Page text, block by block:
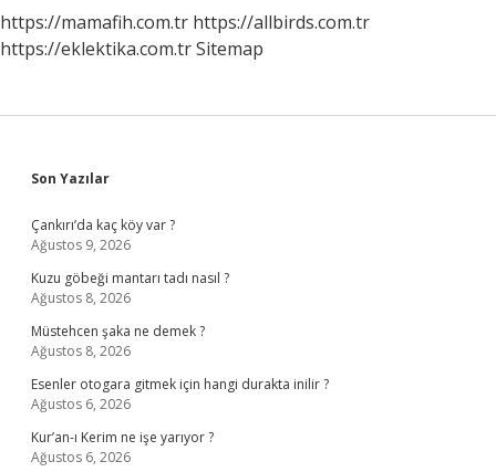
https://mamafih.com.tr https://allbirds.com.tr
https://eklektika.com.trSitemap
Sidebar
Son Yazılar
Çankırı’da kaç köy var ?
Ağustos 9, 2026
Kuzu göbeği mantarı tadı nasıl ?
Ağustos 8, 2026
Müstehcen şaka ne demek ?
Ağustos 8, 2026
Esenler otogara gitmek için hangi durakta inilir ?
Ağustos 6, 2026
Kur’an-ı Kerim ne işe yarıyor ?
Ağustos 6, 2026